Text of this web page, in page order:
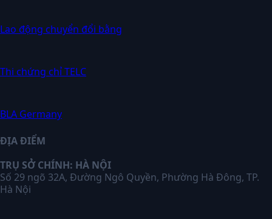
Lao động chuyển đổi bằng
Thi chứng chỉ TELC
BLA Germany
ĐỊA ĐIỂM
TRỤ SỞ CHÍNH: HÀ NỘI
Số 29 ngõ 32A, Đường Ngô Quyền, Phường Hà Đông, TP.
Hà Nội